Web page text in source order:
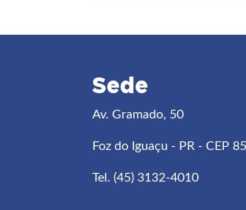
Sede
Av. Gramado, 50
Foz do Iguaçu - PR - CEP
Tel. (45) 3132-4010